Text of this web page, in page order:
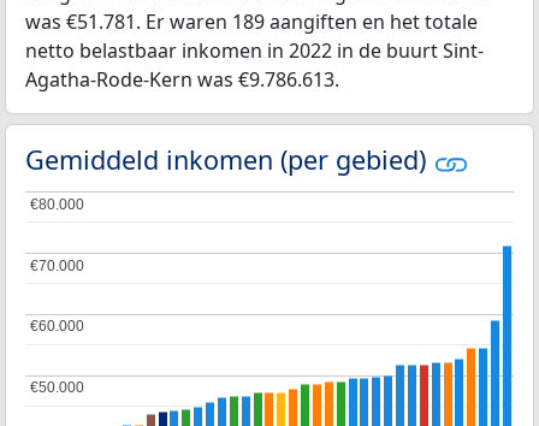
was €51.781. Er waren 189 aangiften en het totale
netto belastbaar inkomen in 2022 in de buurt Sint-
Agatha-Rode-Kern was €9.786.613.
Gemiddeld inkomen (per gebied)
€50.000
€50.000
€60.000
€60.000
€70.000
€70.000
€80.000
€80.000